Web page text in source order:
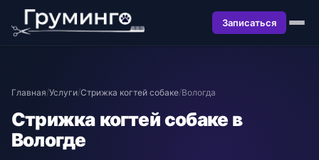
Записаться
Главная/Услуги/Стрижка когтей собаке/Вологда
Стрижка когтей собаке в
Вологде